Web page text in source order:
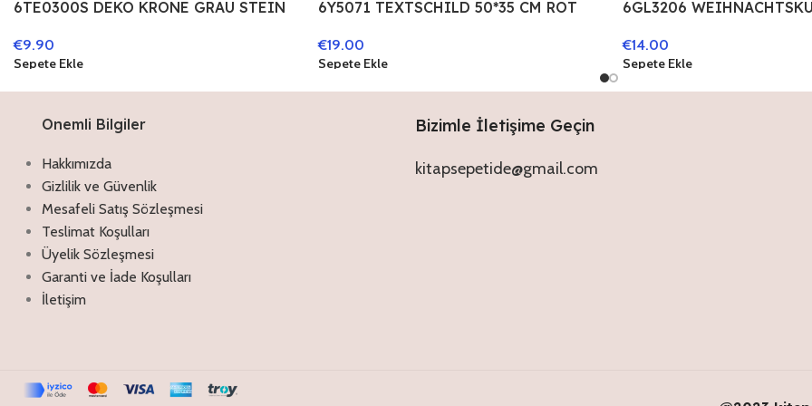
6TE0300S DEKO KRONE GRAU STEIN
€9.90
Sepete Ekle
6Y5071 TEXTSCHILD 50*35 CM ROT
€19.00
Sepete Ekle
6GL3206
WEIHNACHTSBAUM DEKO
WEIHNACHTSDEKO
€14.00
Sepete Ekle
Onemli Bilgiler
Hakkımızda
Gizlilik ve Güvenlik
Mesafeli Satış Sözleşmesi
Teslimat Koşulları
Üyelik Sözleşmesi
Garanti ve İade Koşulları
İletişim
Bizimle İletişime Geçin
kitapsepetide@gmail.com